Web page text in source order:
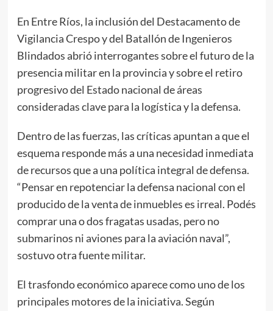
En Entre Ríos, la inclusión del Destacamento de
Vigilancia Crespo y del Batallón de Ingenieros
Blindados abrió interrogantes sobre el futuro de la
presencia militar en la provincia y sobre el retiro
progresivo del Estado nacional de áreas
consideradas clave para la logística y la defensa.
Dentro de las fuerzas, las críticas apuntan a que el
esquema responde más a una necesidad inmediata
de recursos que a una política integral de defensa.
“Pensar en repotenciar la defensa nacional con el
producido de la venta de inmuebles es irreal. Podés
comprar una o dos fragatas usadas, pero no
submarinos ni aviones para la aviación naval”,
sostuvo otra fuente militar.
El trasfondo económico aparece como uno de los
principales motores de la iniciativa. Según